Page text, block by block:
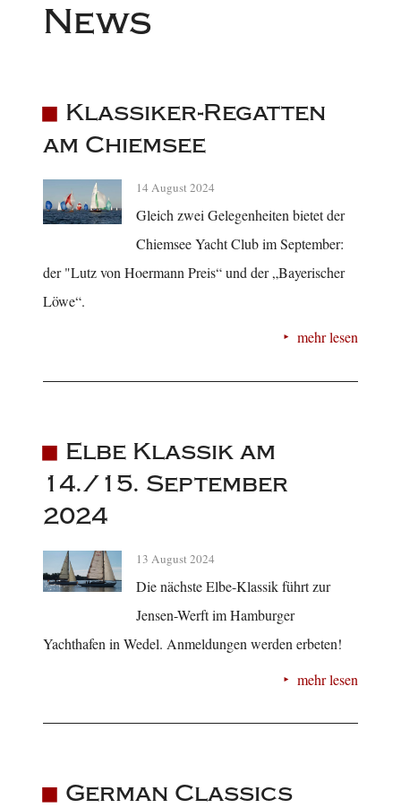
News
Klassiker-Regatten
am Chiemsee
14 August 2024
Gleich zwei Gelegenheiten bietet der
Chiemsee Yacht Club im September:
der "Lutz von Hoermann Preis“ und der „Bayerischer
Löwe“.
mehr lesen
Elbe Klassik am
14./15. September
2024
13 August 2024
Die nächste Elbe-Klassik führt zur
Jensen-Werft im Hamburger
Yachthafen in Wedel. Anmeldungen werden erbeten!
mehr lesen
German Classics